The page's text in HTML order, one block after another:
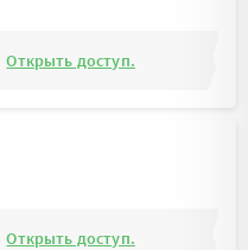
Открыть доступ.
Открыть доступ.